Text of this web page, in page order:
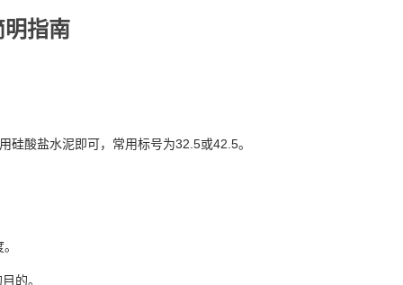
指南
硅酸盐水泥即可，常用标号为32.5或42.5。
的。